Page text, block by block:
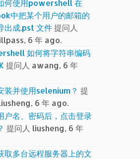
何使用powershell 在
中把某个用户的邮箱的
出成.pst 文件提问人
6 年 ago.
如何将字符串编码
提问人 awang, 6 年
装并使用selenium？ 提
6 年 ago.
户名、密码后，点击登录
提问人 liusheng, 6 年
取多台远程服务器上的文